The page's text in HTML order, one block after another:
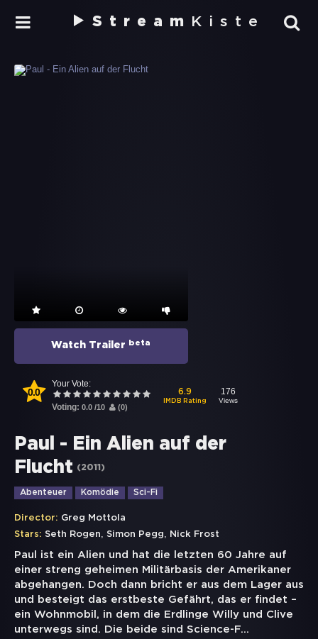
Stream Kiste
Watch Trailer beta
0.0
Your Vote:
Voting: 0.0 /10 (0)
6.9
IMDB Rating
176
Views
Paul - Ein Alien auf der
Flucht
(2011 )
Abenteuer Komödie Sci-Fi
Director: Greg Mottola
Stars: Seth Rogen, Simon Pegg, Nick Frost
Paul ist ein Alien und hat die letzten 60 Jahre auf
einer streng geheimen Militärbasis der Amerikaner
abgehangen. Doch dann bricht er aus dem Lager aus
und besteigt das erstbeste Gefährt, das er findet –
ein Wohnmobil, in dem die Erdlinge Willy und Clive
unterwegs sind. Die beide sind Science-F...